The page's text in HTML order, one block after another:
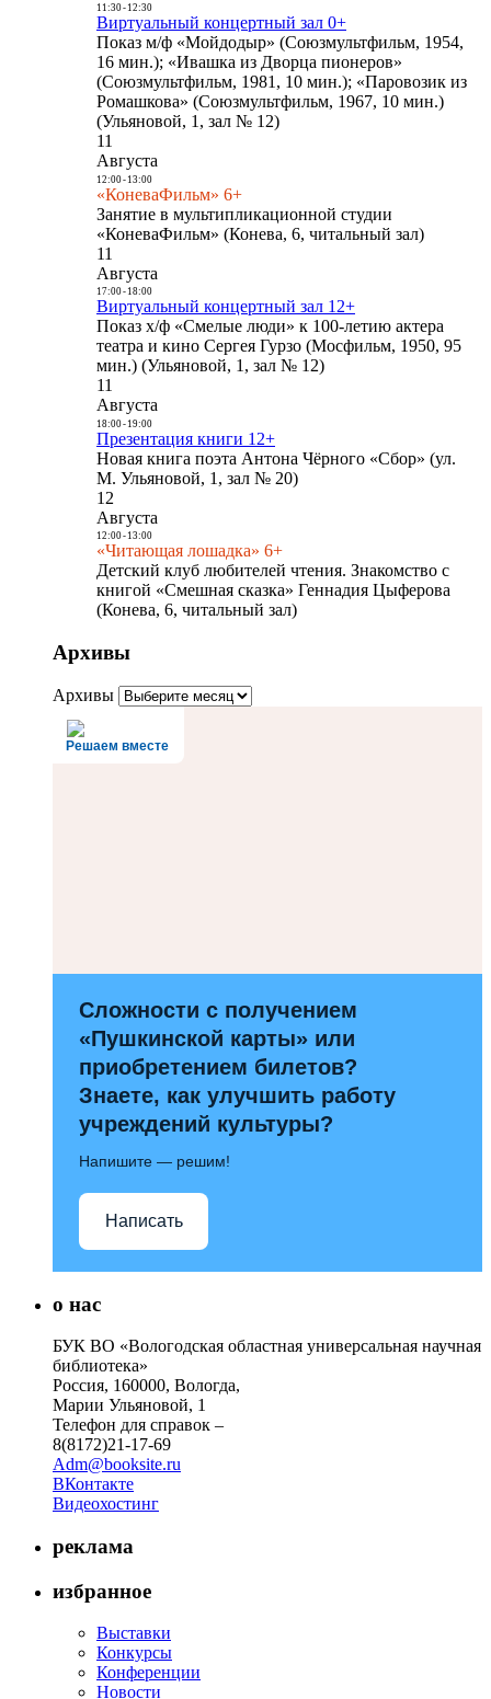
11:30- 12:30
Виртуальный концертный зал 0+
Показ м/ф «Мойдодыр» (Союзмультфильм, 1954,
16 мин.); «Ивашка из Дворца пионеров»
(Союзмультфильм, 1981, 10 мин.); «Паровозик из
Ромашкова» (Союзмультфильм, 1967, 10 мин.)
(Ульяновой, 1, зал № 12)
11
Августа
12:00- 13:00
«КоневаФильм» 6+
Занятие в мультипликационной студии
«КоневаФильм» (Конева, 6, читальный зал)
11
Августа
17:00- 18:00
Виртуальный концертный зал 12+
Показ х/ф «Смелые люди» к 100-летию актера
театра и кино Сергея Гурзо (Мосфильм, 1950, 95
мин.) (Ульяновой, 1, зал № 12)
11
Августа
18:00- 19:00
Презентация книги 12+
Новая книга поэта Антона Чёрного «Сбор» (ул.
М. Ульяновой, 1, зал № 20)
12
Августа
12:00- 13:00
«Читающая лошадка» 6+
Детский клуб любителей чтения. Знакомство с
книгой «Смешная сказка» Геннадия Цыферова
(Конева, 6, читальный зал)
Архивы
Архивы
Решаем вместе
Сложности с получением
«Пушкинской карты» или
приобретением билетов?
Знаете, как улучшить работу
учреждений культуры?
Напишите — решим!
Написать
о нас
БУК ВО «Вологодская областная универсальная научная
библиотека»
Россия, 160000, Вологда,
Марии Ульяновой, 1
Телефон для справок –
8(8172)21-17-69
Adm@booksite.ru
ВКонтакте
Видеохостинг
реклама
избранное
Выставки
Конкурсы
Конференции
Новости